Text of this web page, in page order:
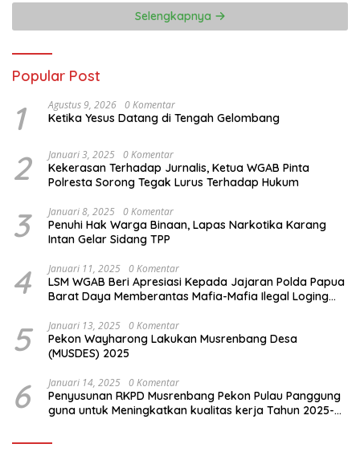
Selengkapnya
Popular Post
1 Agustus 9, 2026 0 Komentar
Ketika Yesus Datang di Tengah Gelombang
2 Januari 3, 2025 0 Komentar
Kekerasan Terhadap Jurnalis, Ketua WGAB Pinta
Polresta Sorong Tegak Lurus Terhadap Hukum
3 Januari 8, 2025 0 Komentar
Penuhi Hak Warga Binaan, Lapas Narkotika Karang
Intan Gelar Sidang TPP
4 Januari 11, 2025 0 Komentar
LSM WGAB Beri Apresiasi Kepada Jajaran Polda Papua
Barat Daya Memberantas Mafia-Mafia Ilegal Loging
5 Januari 13, 2025 0 Komentar
Pekon Wayharong Lakukan Musrenbang Desa
(MUSDES) 2025
6 Januari 14, 2025 0 Komentar
Penyusunan RKPD Musrenbang Pekon Pulau Panggung
guna untuk Meningkatkan kualitas kerja Tahun 2025-